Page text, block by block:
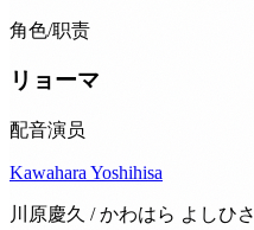
角色/职责
リョーマ
配音演员
Kawahara Yoshihisa
川原慶久 / かわはら よしひさ